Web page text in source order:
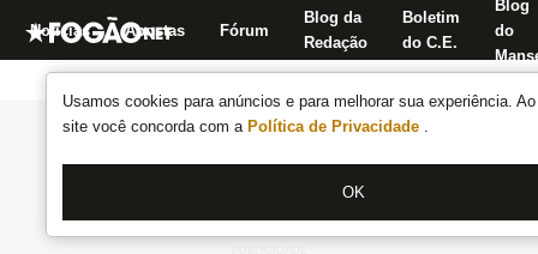
Usamos cookies para anúncios e para melhorar sua experiência.
site você concorda com a Política de Privacidade .
OK
Notícias Apostas Fórum
Blog da
Redação
Boletim
do C.E.
Blog
do